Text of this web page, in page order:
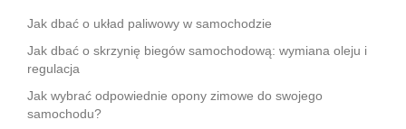
Jak dbać o układ paliwowy w samochodzie
Jak dbać o skrzynię biegów samochodową: wymiana oleju i
regulacja
Jak wybrać odpowiednie opony zimowe do swojego
samochodu?